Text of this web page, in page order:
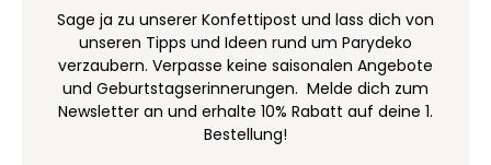
Sage ja zu unserer Konfettipost und lass dich von
unseren Tipps und Ideen rund um Parydeko
verzaubern. Verpasse keine saisonalen Angebote
und Geburtstagserinnerungen. Melde dich zum
Newsletter an und erhalte 10% Rabatt auf deine 1.
Bestellung!